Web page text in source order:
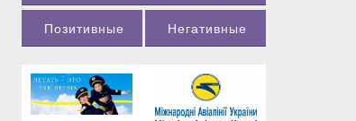
Позитивные Негативные